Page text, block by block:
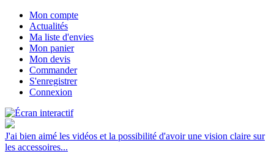
Mon compte
Actualités
Ma liste d'envies
Mon panier
Mon devis
Commander
S'enregistrer
Connexion
J'ai bien aimé les vidéos et la possibilité d'avoir une vision claire sur
les accessoires...